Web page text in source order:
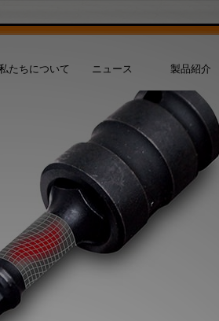
たちについて ニュース 製品紹介